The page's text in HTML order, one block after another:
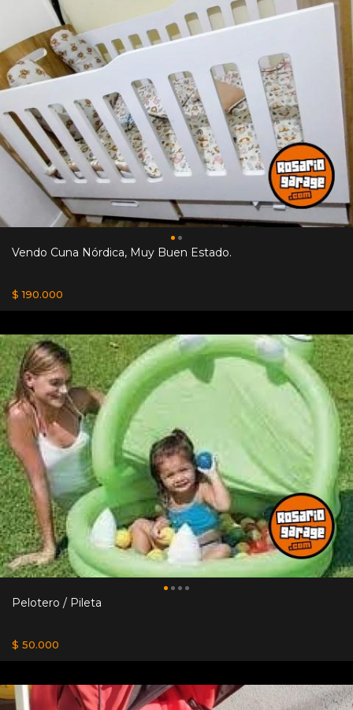
Vendo Cuna Nórdica, Muy Buen Estado.
$ 190.000
Pelotero / Pileta
$ 50.000